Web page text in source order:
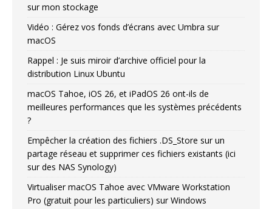
sur mon stockage
Vidéo : Gérez vos fonds d’écrans avec Umbra sur
macOS
Rappel : Je suis miroir d’archive officiel pour la
distribution Linux Ubuntu
macOS Tahoe, iOS 26, et iPadOS 26 ont-ils de
meilleures performances que les systèmes précédents
?
Empêcher la création des fichiers .DS_Store sur un
partage réseau et supprimer ces fichiers existants (ici
sur des NAS Synology)
Virtualiser macOS Tahoe avec VMware Workstation
Pro (gratuit pour les particuliers) sur Windows